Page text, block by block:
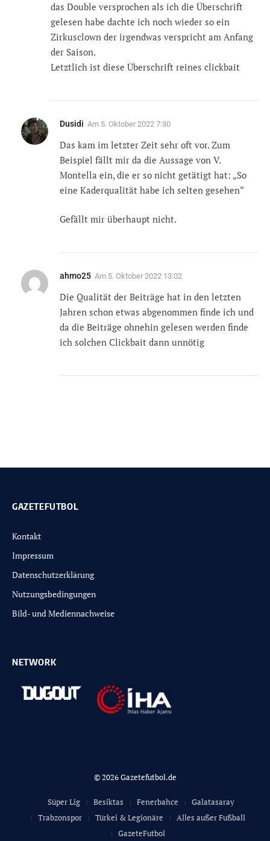
das Double versprochen als ich die Überschrift
gelesen habe dachte ich noch wieder so ein
Zirkusclown der irgendwas verspricht am Anfang
der Saison.
Letztlich ist diese Überschrift reines clickbait
Dusidi Am 5. Oktober 2022 7:30
Das kam im letzter Zeit sehr oft vor. Zum
Beispiel fällt mir da die Aussage von V.
Montella ein, die er so nicht getätigt hat: „So
eine Kaderqualität habe ich selten gesehen“
Gefällt mir überhaupt nicht.
ahmo25 Am 5. Oktober 2022 13:02
Die Qualität der Beiträge hat in den letzten
Jahren schon etwas abgenommen finde ich und
da die Beiträge ohnehin gelesen werden finde
ich solchen Clickbait dann unnötig
GAZETEFUTBOL
Kontakt
Impressum
Datenschutzerklärung
Nutzungsbedingungen
Bild- und Mediennachweise
NETWORK
© 2026 Gazetefutbol.de
Süper Lig Besiktas Fenerbahce
Galatasaray
Trabzonspor
Türkei & Legionäre
Alles außer Fußball
GazeteFutbol